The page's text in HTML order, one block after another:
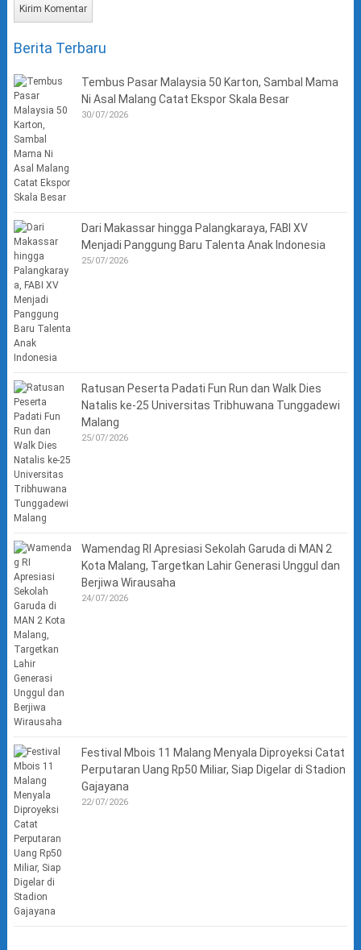
Berita Terbaru
Tembus Pasar Malaysia 50 Karton, Sambal Mama
Ni Asal Malang Catat Ekspor Skala Besar
30/07/2026
Dari Makassar hingga Palangkaraya, FABI XV
Menjadi Panggung Baru Talenta Anak Indonesia
25/07/2026
Ratusan Peserta Padati Fun Run dan Walk Dies
Natalis ke-25 Universitas Tribhuwana Tunggadewi
Malang
25/07/2026
Wamendag RI Apresiasi Sekolah Garuda di MAN 2
Kota Malang, Targetkan Lahir Generasi Unggul dan
Berjiwa Wirausaha
24/07/2026
Festival Mbois 11 Malang Menyala Diproyeksi Catat
Perputaran Uang Rp50 Miliar, Siap Digelar di Stadion
Gajayana
22/07/2026